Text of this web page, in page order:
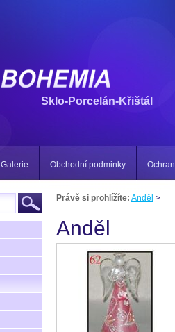
Sklo-Porcelán-Křištál
Galerie Obchodní podminky
Právě si prohlížíte: Anděl >
Anděl